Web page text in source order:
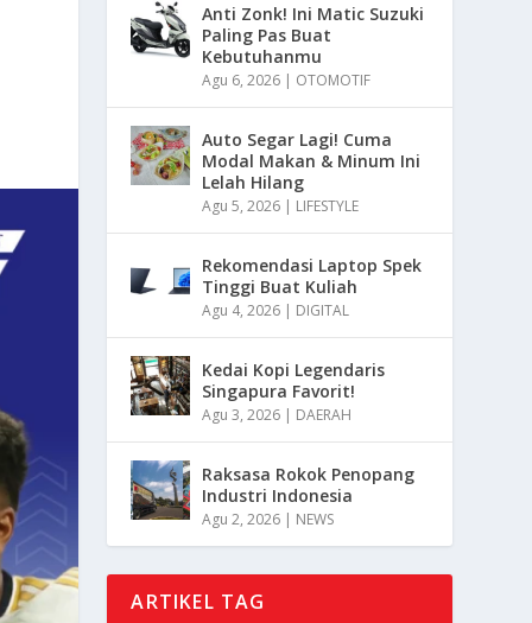
Anti Zonk! Ini Matic Suzuki
Paling Pas Buat
Kebutuhanmu
Agu 6, 2026 | OTOMOTIF
Auto Segar Lagi! Cuma
Modal Makan & Minum Ini
Lelah Hilang
Agu 5, 2026 | LIFESTYLE
Rekomendasi Laptop Spek
Tinggi Buat Kuliah
Agu 4, 2026 | DIGITAL
Kedai Kopi Legendaris
Singapura Favorit!
Agu 3, 2026 | DAERAH
Raksasa Rokok Penopang
Industri Indonesia
Agu 2, 2026 | NEWS
ARTIKEL TAG